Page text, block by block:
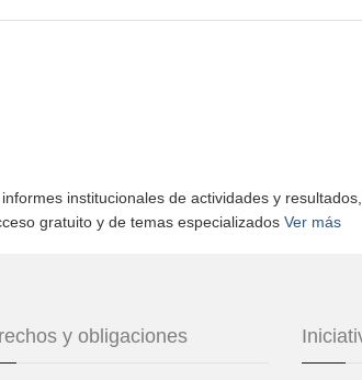
institucionales de actividades y
gratuito y de temas especializados Ver más
y obligaciones